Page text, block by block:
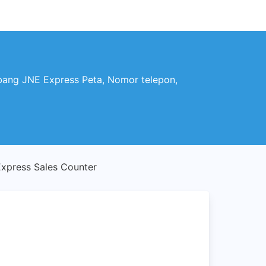
JNE Express Peta, Nomor telepon,
Sales Counter